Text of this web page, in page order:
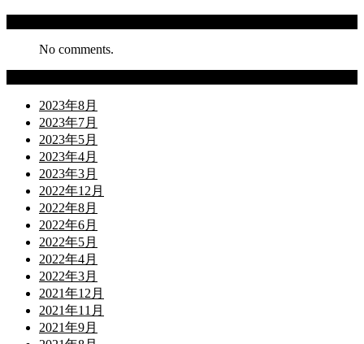
No comments.
2023年8月
2023年7月
2023年5月
2023年4月
2023年3月
2022年12月
2022年8月
2022年6月
2022年5月
2022年4月
2022年3月
2021年12月
2021年11月
2021年9月